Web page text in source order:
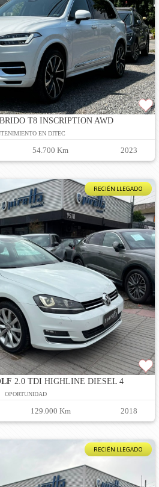
T8 INSCRIPTION AWD
EN DITEC
54.700 Km 2023
RECIÉN LLEGADO
2.0 TDI HIGHLINE DIESEL 4
OPORTUNIDAD
129.000 Km 2018
RECIÉN LLEGADO